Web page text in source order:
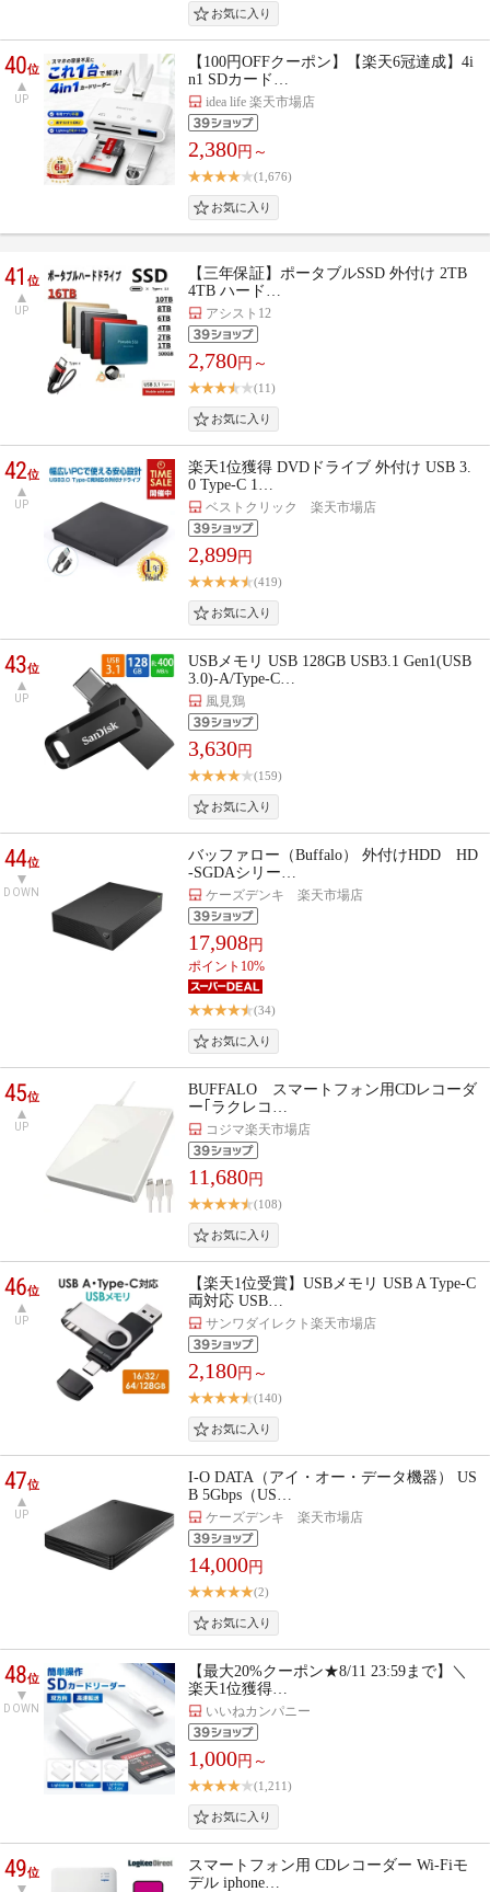
40位
UP
【100円OFFクーポン】【楽天6冠達成】4i
n1 SDカード…
idea life 楽天市場店
2,380円～
(1,676)
41位
UP
【三年保証】ポータブルSSD 外付け 2TB
4TB ハード…
アシスト12
2,780円～
(11)
42位
UP
楽天1位獲得 DVDドライブ 外付け USB 3.
0 Type-C 1…
ベストクリック 楽天市場店
2,899円
(419)
43位
UP
USBメモリ USB 128GB USB3.1 Gen1(USB
3.0)-A/Type-C…
風見鶏
3,630円
(159)
44位
DOWN
バッファロー（Buffalo） 外付けHDD HD
-SGDAシリー…
ケーズデンキ 楽天市場店
17,908円
ポイント10%
(34)
45位
UP
BUFFALO スマートフォン用CDレコーダ
ー｢ラクレコ…
コジマ楽天市場店
11,680円
(108)
46位
UP
【楽天1位受賞】USBメモリ USB A Type-C
両対応 USB…
サンワダイレクト楽天市場店
2,180円～
(140)
47位
UP
I-O DATA（アイ・オー・データ機器） US
B 5Gbps（US…
ケーズデンキ 楽天市場店
14,000円
(2)
48位
DOWN
【最大20%クーポン★8/11 23:59まで】＼
楽天1位獲得…
いいねカンパニー
1,000円～
(1,211)
49位
スマートフォン用 CDレコーダー Wi-Fiモ
デル iphone…